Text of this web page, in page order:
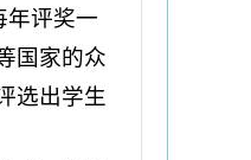
年评奖一
国家的众
选出学生